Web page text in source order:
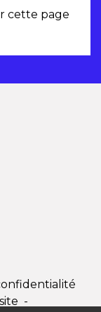
cette page
-